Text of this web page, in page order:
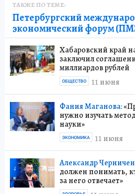
ТАКЖЕ ПО ТЕМЕ:
Петербургский
экономический форум
Хабаровский край
заключил
миллиардов рублей
11 июня
ОБЩЕСТВО
Фания Маганова:
нужно изучать
науки»
11 июня
ЭКОНОМИКА
Александр
должен понимать,
за него отвечает»